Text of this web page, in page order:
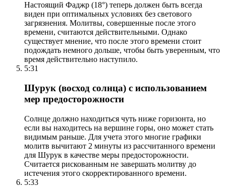
Настоящий Фаджр (18°) теперь должен быть всегда
виден при оптимальных условиях без светового
загрязнения. Молитвы, совершенные после этого
времени, считаются действительными. Однако
существует мнение, что после этого времени стоит
подождать немного дольше, чтобы быть уверенным, что
время действительно наступило.
5:31
Шурук (восход солнца) с использованием
мер предосторожности
Солнце должно находиться чуть ниже горизонта, но
если вы находитесь на вершине горы, оно может стать
видимым раньше. Для учета этого многие графики
молитв вычитают 2 минуты из рассчитанного времени
для Шурук в качестве меры предосторожности.
Считается рискованным не завершать молитву до
истечения этого скорректированного времени.
5:33